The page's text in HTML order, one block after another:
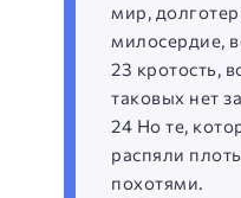
мир,
милосердие,
23 кротость,
таковых нет
24 Но те,
распяли
похотями.